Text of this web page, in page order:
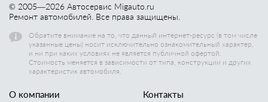
© 2005—2026 Автосервис Migauto.ru
Ремонт автомобилей. Все права защищены.
Обратите внимание на то, что данный интернет-ресурс (в том числе
указанные цены) носит исключительно ознакомительный характер,
и ни при каких условиях не является публичной офертой.
Стоимость меняется в зависимости от типа, конструкции и других
характеристик автомобиля.
О компании
Контакты